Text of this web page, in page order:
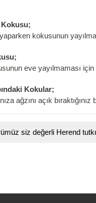
Kokusu;
kokusunun
eve yayılmaması
Kokular;
ağzını açık
siz değerli Herend